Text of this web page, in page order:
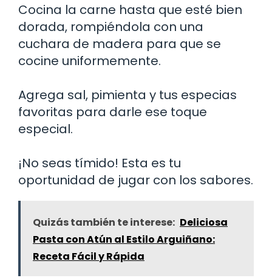
Cocina la carne hasta que esté bien
dorada, rompiéndola con una
cuchara de madera para que se
cocine uniformemente.
Agrega sal, pimienta y tus especias
favoritas para darle ese toque
especial.
¡No seas tímido! Esta es tu
oportunidad de jugar con los sabores.
Quizás también te interese: Deliciosa
Pasta con Atún al Estilo Arguiñano:
Receta Fácil y Rápida